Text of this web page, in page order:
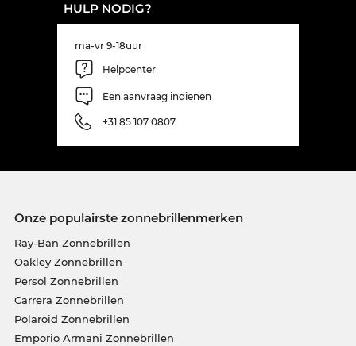
HULP NODIG?
ma-vr 9-18uur
Helpcenter
Een aanvraag indienen
+31 85 107 0807
Onze populairste zonnebrillenmerken
Ray-Ban Zonnebrillen
Oakley Zonnebrillen
Persol Zonnebrillen
Carrera Zonnebrillen
Polaroid Zonnebrillen
Emporio Armani Zonnebrillen